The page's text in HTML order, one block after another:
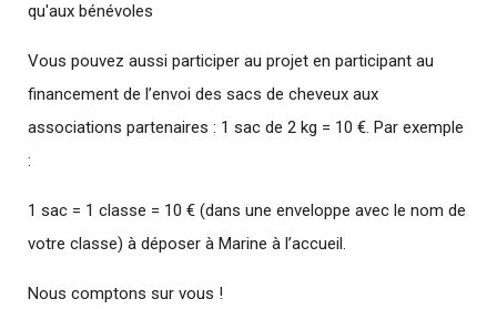
qu'aux bénévoles
Vous pouvez aussi participer au projet en participant au
financement de l’envoi des sacs de cheveux aux
associations partenaires : 1 sac de 2 kg = 10 €. Par exemple
:
1 sac = 1 classe = 10 € (dans une enveloppe avec le nom de
votre classe) à déposer à Marine à l’accueil.
Nous comptons sur vous !